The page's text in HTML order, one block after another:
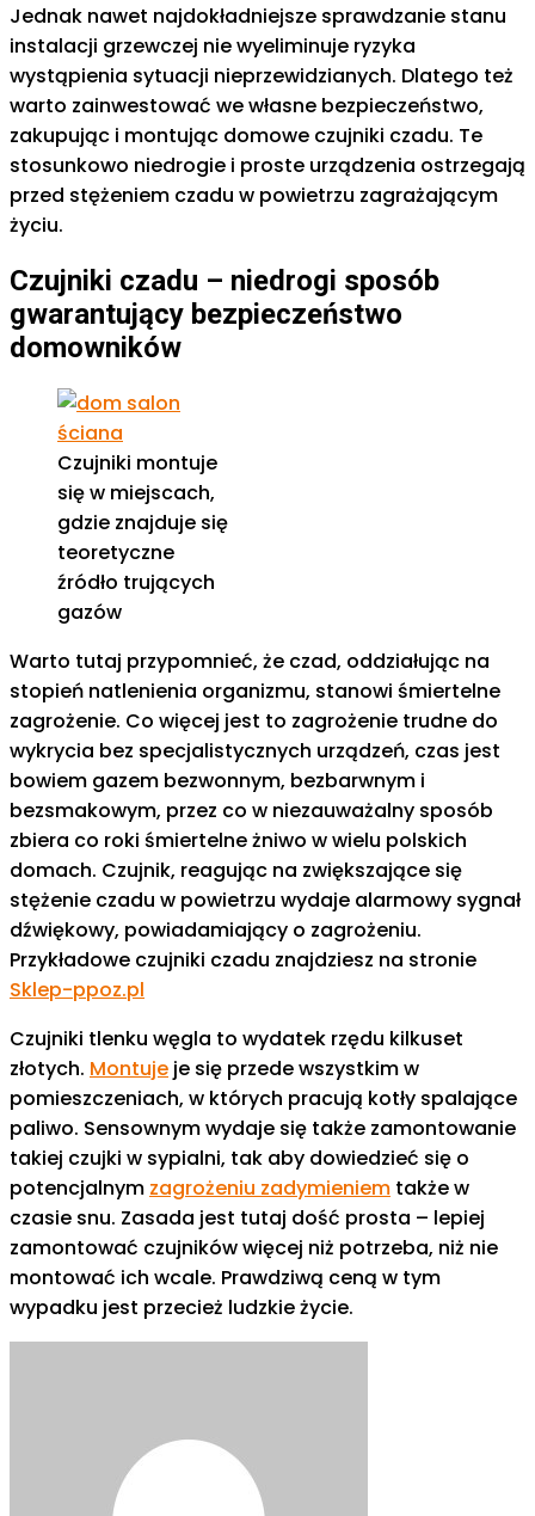
Jednak nawet najdokładniejsze sprawdzanie stanu
instalacji grzewczej nie wyeliminuje ryzyka
wystąpienia sytuacji nieprzewidzianych. Dlatego też
warto zainwestować we własne bezpieczeństwo,
zakupując i montując domowe czujniki czadu. Te
stosunkowo niedrogie i proste urządzenia ostrzegają
przed stężeniem czadu w powietrzu zagrażającym
życiu.
Czujniki czadu – niedrogi sposób
gwarantujący bezpieczeństwo
domowników
Czujniki montuje
się w miejscach,
gdzie znajduje się
teoretyczne
źródło trujących
gazów
Warto tutaj przypomnieć, że czad, oddziałując na
stopień natlenienia organizmu, stanowi śmiertelne
zagrożenie. Co więcej jest to zagrożenie trudne do
wykrycia bez specjalistycznych urządzeń, czas jest
bowiem gazem bezwonnym, bezbarwnym i
bezsmakowym, przez co w niezauważalny sposób
zbiera co roki śmiertelne żniwo w wielu polskich
domach. Czujnik, reagując na zwiększające się
stężenie czadu w powietrzu wydaje alarmowy sygnał
dźwiękowy, powiadamiający o zagrożeniu.
Przykładowe czujniki czadu znajdziesz na stronie
Sklep-ppoz.pl
Czujniki tlenku węgla to wydatek rzędu kilkuset
złotych. Montuje je się przede wszystkim w
pomieszczeniach, w których pracują kotły spalające
paliwo. Sensownym wydaje się także zamontowanie
takiej czujki w sypialni, tak aby dowiedzieć się o
potencjalnym zagrożeniu zadymieniem także w
czasie snu. Zasada jest tutaj dość prosta – lepiej
zamontować czujników więcej niż potrzeba, niż nie
montować ich wcale. Prawdziwą ceną w tym
wypadku jest przecież ludzkie życie.